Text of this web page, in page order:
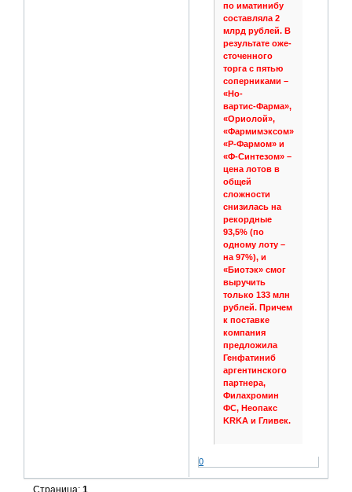
по иматинибу
составляла 2
млрд рублей. В
результате оже­
сточенного
торга с пятью
соперниками –
«Но­
вартис‑Фарма»,
«Ориолой»,
«Фармимэксом»,
«Р‑Фармом» и
«Ф‑Синтезом» –
цена лотов в
общей
сложности
снизилась на
рекордные
93,5% (по
одному лоту –
на 97%), и
«Биотэк» смог
выручить
только 133 млн
рублей. Причем
к поставке
компания
предложила
Генфатиниб
аргентинского
партнера,
Филахромин
ФС, Неопакс
KRKA и Гливек.
0
Страница:1